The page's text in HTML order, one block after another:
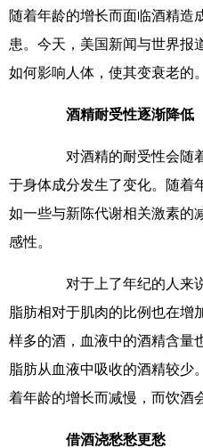
随着年龄的增长而面临酒精造
患。今天，美国新闻与世界报
如何影响人体，使其变衰老的。
酒精耐受性逐渐降低
对酒精的耐受性会随着
于身体成分发生了变化。随着
如一些与新陈代谢相关激素的
感性。
对于上了年纪的人来说
脂肪相对于肌肉的比例也在增
样多的酒，血液中的酒精含量
脂肪从血液中吸收的酒精较少
着年龄的增长而减慢，而饮酒
借酒浇愁愁更愁